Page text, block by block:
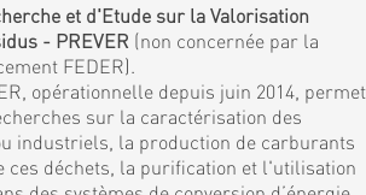
et d'Etude sur la Valorisation
- PREVER (non concernée par la
FEDER).
opérationnelle depuis juin 2014, permet
sur la caractérisation des
industriels, la production de carburants
ces déchets, la purification et l'utilisation